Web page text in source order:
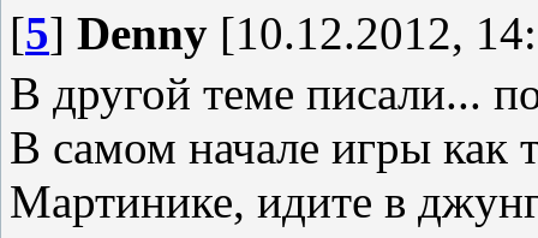
[5] Denny [10.12.2012,
В другой теме писали...
В самом начале игры как
Мартинике, идите в